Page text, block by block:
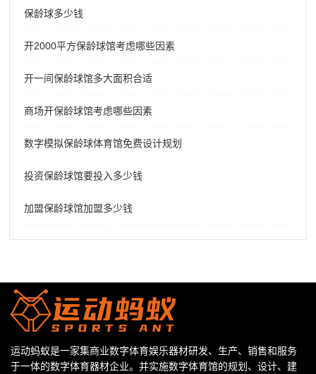
保龄球多少钱
开2000平方保龄球馆考虑哪些因素
开一间保龄球馆多大面积合适
商场开保龄球馆考虑哪些因素
数字模拟保龄球体育馆免费设计规划
投资保龄球馆要投入多少钱
加盟保龄球馆加盟多少钱
运动蚂蚁是一家集商业数字体育娱乐器材研发、生产、销售和服务
于一体的数字体育器材企业。并实施数字体育馆的规划、设计、建